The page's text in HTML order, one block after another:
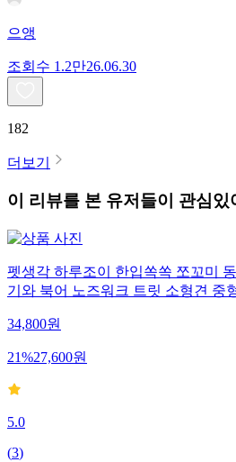
으앵
조회수 1.2만26.06.30
182
더보기
이 리뷰를 본 유저들이 관심있
펫생각 하루조이 한입쏙쏙 쪼꼬미
기와 북어 노즈워크 트릿 소형견 중
34,800원
21%27,600원
5.0
(3)